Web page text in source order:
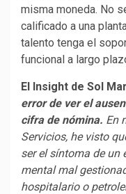
misma moneda. No
calificado a una
talento tenga el
funcional a largo
El Insight de Sol
error de ver el
cifra de nómina. En
Servicios, he visto
ser el síntoma de un
mental mal
hospitalario o